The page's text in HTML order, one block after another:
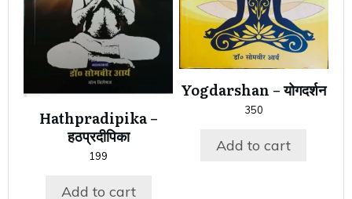
Hathpradipika –
हठप्रदीपिका
199
Add to cart
Yogdarshan – योगदर्शन
350
Add to cart